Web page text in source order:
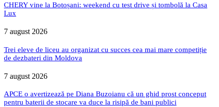
CHERY vine la Botoșani: weekend cu test drive și tombolă la Casa
Lux
7 august 2026
Trei eleve de liceu au organizat cu succes cea mai mare competiție
de dezbateri din Moldova
7 august 2026
APCE o avertizează pe Diana Buzoianu că un ghid prost conceput
pentru baterii de stocare va duce la risipă de bani publici